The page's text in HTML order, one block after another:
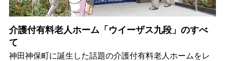
介護付有料老人ホーム「ウイーザス九段」のすべ
て
神田神保町に誕生した話題の介護付有料老人ホームをレ